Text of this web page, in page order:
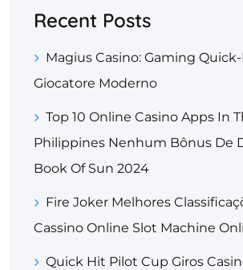
Recent Posts
Magius Casino: Gaming
Giocatore Moderno
Top 10 Online Casino Apps In
Philippines Nenhum Bônus De
Book Of Sun 2024
Fire Joker Melhores
Cassino Online Slot Machine
Quick Hit Pilot Cup Giros